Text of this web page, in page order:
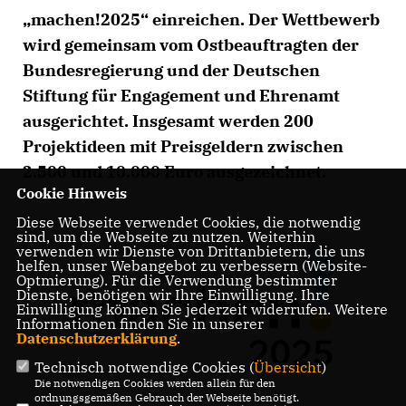
machen!2025“ einreichen. Der Wettbewerb
wird gemeinsam vom Ostbeauftragten der
Bundesregierung und der Deutschen
Stiftung für Engagement und Ehrenamt
ausgerichtet. Insgesamt werden 200
Projektideen mit Preisgeldern zwischen
2.500 und 10.000 Euro ausgezeichnet.
Cookie Hinweis
Diese Webseite verwendet Cookies, die notwendig
sind, um die Webseite zu nutzen. Weiterhin
verwenden wir Dienste von Drittanbietern, die uns
helfen, unser Webangebot zu verbessern (Website-
Optmierung). Für die Verwendung bestimmter
Dienste, benötigen wir Ihre Einwilligung. Ihre
Einwilligung können Sie jederzeit widerrufen. Weitere
Informationen finden Sie in unserer
Datenschutzerklärung.
Technisch notwendige Cookies (Übersicht)
Die notwendigen Cookies werden allein für den
ordnungsgemäßen Gebrauch der Webseite benötigt.